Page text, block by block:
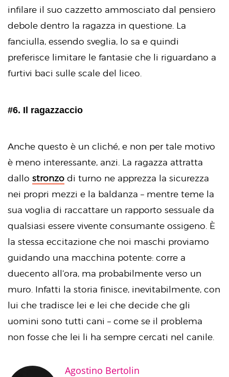
infilare il suo cazzetto ammosciato dal pensiero
debole dentro la ragazza in questione. La
fanciulla, essendo sveglia, lo sa e quindi
preferisce limitare le fantasie che li riguardano a
furtivi baci sulle scale del liceo.
#6. Il ragazzaccio
Anche questo è un cliché, e non per tale motivo
è meno interessante, anzi. La ragazza attratta
dallo stronzo di turno ne apprezza la sicurezza
nei propri mezzi e la baldanza – mentre teme la
sua voglia di raccattare un rapporto sessuale da
qualsiasi essere vivente consumante ossigeno. È
la stessa eccitazione che noi maschi proviamo
guidando una macchina potente: corre a
duecento all’ora, ma probabilmente verso un
muro. Infatti la storia finisce, inevitabilmente, con
lui che tradisce lei e lei che decide che gli
uomini sono tutti cani – come se il problema
non fosse che lei li ha sempre cercati nel canile.
Agostino Bertolin